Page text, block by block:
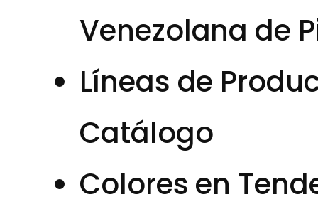
Venezolana de
Líneas de
Catálogo
Colores en